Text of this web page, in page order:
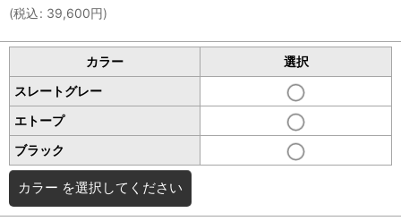
(税込: 39,600円)
カラー
選択
スレートグレー
エトープ
ブラック
カラー を選択してください